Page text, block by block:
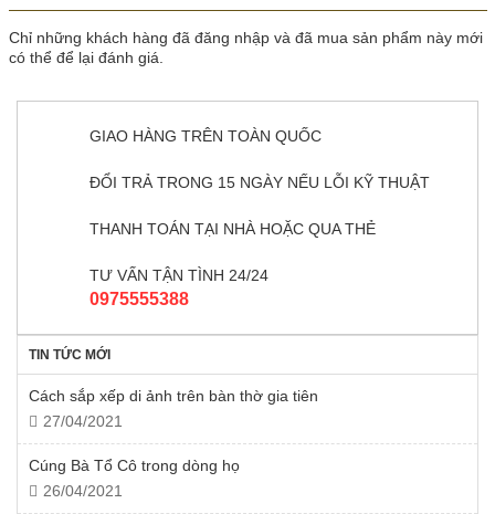
Chỉ những khách hàng đã đăng nhập và đã mua sản phẩm này mới
có thể để lại đánh giá.
GIAO HÀNG TRÊN TOÀN QUỐC
ĐỔI TRẢ TRONG 15 NGÀY NẾU LỖI KỸ THUẬT
THANH TOÁN TẠI NHÀ HOẶC QUA THẺ
TƯ VẤN TẬN TÌNH 24/24
0975555388
TIN TỨC MỚI
Cách sắp xếp di ảnh trên bàn thờ gia tiên
27/04/2021
Cúng Bà Tổ Cô trong dòng họ
26/04/2021